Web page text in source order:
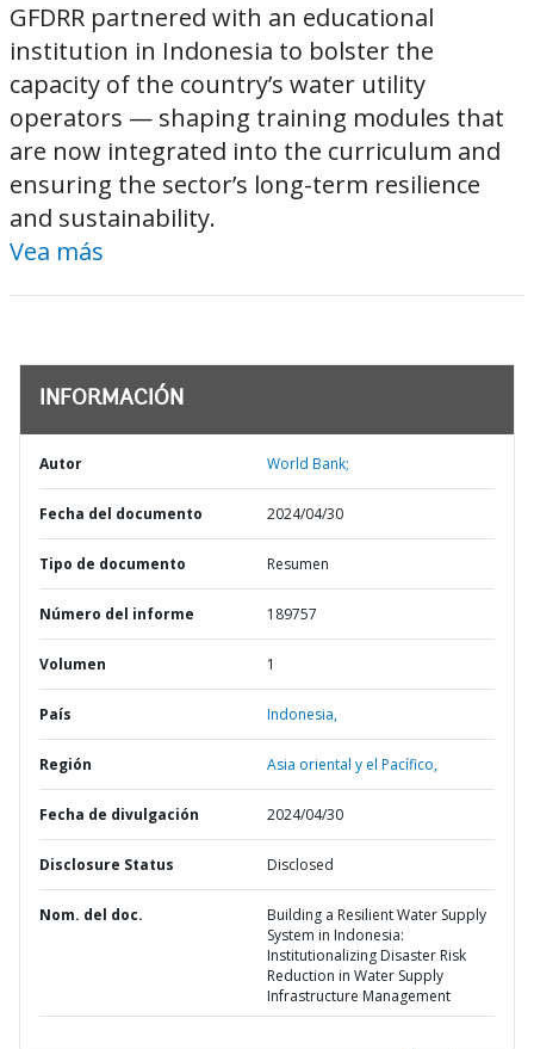
GFDRR partnered with an educational
institution in Indonesia to bolster the
capacity of the country’s water utility
operators — shaping training modules that
are now integrated into the curriculum and
ensuring the sector’s long-term resilience
and sustainability.
Vea más
INFORMACIÓN
Autor World Bank;
Fecha del documento 2024/04/30
Tipo de documento Resumen
Número del informe 189757
Volumen 1
País Indonesia,
Región Asia oriental y el Pacífico,
Fecha de divulgación 2024/04/30
Disclosure Status Disclosed
Nom. del doc.
Building a Resilient Water Supply
System in Indonesia:
Institutionalizing Disaster Risk
Reduction in Water Supply
Infrastructure Management